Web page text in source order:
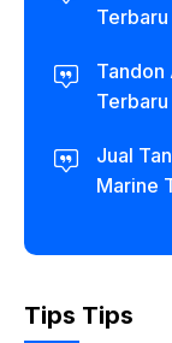
Tandon
Jual
Marine
Tips Tips